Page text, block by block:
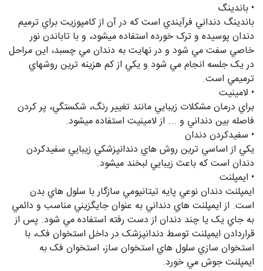
• باندينگ
باندينگ دنداني فرآيندي است که در آن از کامپوزيت براي ترميم
دندان پوسيده و ترک خورده استفاده ميشود، و با تاباندن نور
خاصي سفت مي شود و در نهايت به دندان مي چسبد، اين مراحل
در يک جلسه انجام مي شود و يکي از کم هزينه ترين روشهاي
ترميمي است.
• لامينيت
براي درمان مشکلات زيبايي مانند تغيير رنگ، شکستگي، پر کردن
فاصله بين دنداني و ... از لامينيت استفاده ميشود.
• سفيدکردن دندان
يکي از اساسي ترين روش هاي دندانپزشکي زيبايي سفيدکردن
دندان است که باعث زيبايي لبخند ميشود.
• ايمپلنت
ايمپلنت دندان نوعي پايه تيتانيومي سازگار با سلول هاي بدن
است. از ايمپلنت هاي دنداني به عنوان جايگزيني مناسب و دائمي
به جاي يک يا چند دندان از دست رفته استفاده مي شود. پس از
قراردادن ايمپلنت توسط دندانپزشک در داخل استخوان فک، با
استخوان سازي سلول هاي استخوان ساز، استخوان فک به
ايمپلنت جوش مي خورد.